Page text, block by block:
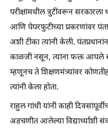
परीक्षांमधील त्रुटींवरून
आणि पेपरफुटीच्या प्रकरणांवर
अशी टीका त्यांनी केली.
काळजी नसून, त्यांना फक्त आपले
म्हणूनच ते शिक्षणमंत्र्यांवर
त्यांनी केला होता.
राहुल गांधी यांनी काही
अडचणीत आलेल्या विद्यार्थ्यांशी